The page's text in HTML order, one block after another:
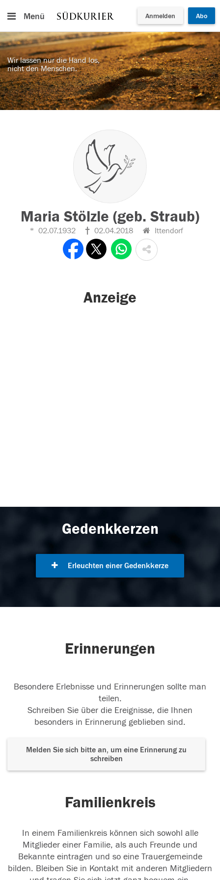
Menü Anmelden Abo
Wir lassen nur die Hand los,
nicht den Menschen.
Maria Stölzle (geb. Straub)
02.07.1932 02.04.2018 Ittendorf
Anzeige
Gedenkkerzen
Erleuchten einer Gedenkkerze
Erinnerungen
Besondere Erlebnisse und Erinnerungen sollte man
teilen.
Schreiben Sie über die Ereignisse, die Ihnen
besonders in Erinnerung geblieben sind.
Melden Sie sich bitte an, um eine Erinnerung zu
schreiben
Familienkreis
In einem Familienkreis können sich sowohl alle
Mitglieder einer Familie, als auch Freunde und
Bekannte eintragen und so eine Trauergemeinde
bilden. Bleiben Sie in Kontakt mit anderen Mitgliedern